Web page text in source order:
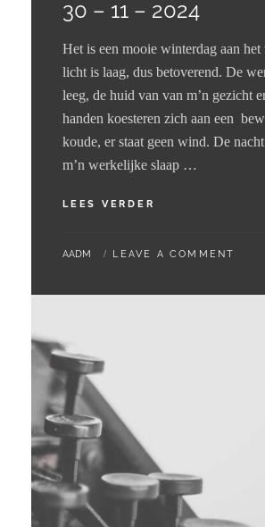
30 – 11 – 2024
Het is een mooie winterdag aan
licht is laag, dus betoverend. De
leeg, de huid van van m’n gezicht
handen koesteren zich aan een
koude, er staat geen wind. De
m’n werkelijke slaap …
LEES VERDER
–
BY
AADM LEAVE A COMMENT